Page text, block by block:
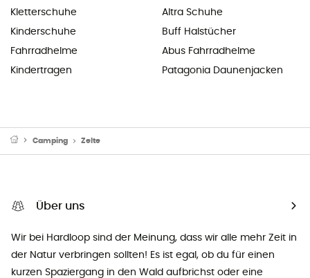
Kletterschuhe
Kinderschuhe
Fahrradhelme
Kindertragen
Altra Schuhe
Buff Halstücher
Abus Fahrradhelme
Patagonia Daunenjacken
Camping Zelte
Über uns
Wir bei Hardloop sind der Meinung, dass wir alle mehr Zeit in
der Natur verbringen sollten! Es ist egal, ob du für einen
kurzen Spaziergang in den Wald aufbrichst oder eine